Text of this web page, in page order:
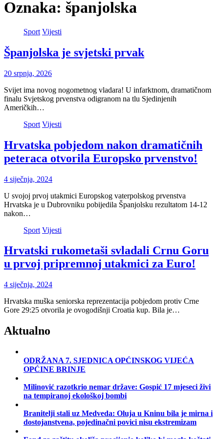
Oznaka: španjolska
Sport Vijesti
Španjolska je svjetski prvak
20 srpnja, 2026
Svijet ima novog nogometnog vladara! U infarktnom, dramatičnom
finalu Svjetskog prvenstva odigranom na tlu Sjedinjenih
Američkih…
Sport Vijesti
Hrvatska pobjedom nakon dramatičnih
peteraca otvorila Europsko prvenstvo!
4 siječnja, 2024
U svojoj prvoj utakmici Europskog vaterpolskog prvenstva
Hrvatska je u Dubrovniku pobijedila Španjolsku rezultatom 14-12
nakon…
Sport Vijesti
Hrvatski rukometaši svladali Crnu Goru
u prvoj pripremnoj utakmici za Euro!
4 siječnja, 2024
Hrvatska muška seniorska reprezentacija pobjedom protiv Crne
Gore 29:25 otvorila je ovogodišnji Croatia kup. Bila je…
Aktualno
ODRŽANA 7. SJEDNICA OPĆINSKOG VIJEĆA
OPĆINE BRINJE
Milinović razotkrio nemar države: Gospić 17 mjeseci živi
na tempiranoj ekološkoj bombi
Branitelji stali uz Medveda: Oluja u Kninu bila je mirna i
dostojanstvena, pojedinačni povici nisu ekstremizam